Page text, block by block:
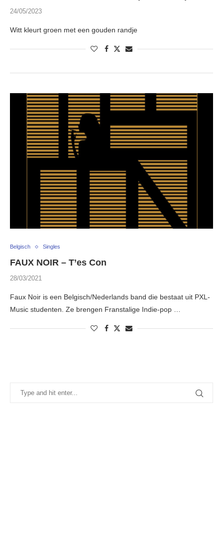
24/05/2023
Witt kleurt groen met een gouden randje
Belgisch Singles
FAUX NOIR – T’es Con
28/03/2021
Faux Noir is een Belgisch/Nederlands band die bestaat uit PXL-
Music studenten. Ze brengen Franstalige Indie-pop …